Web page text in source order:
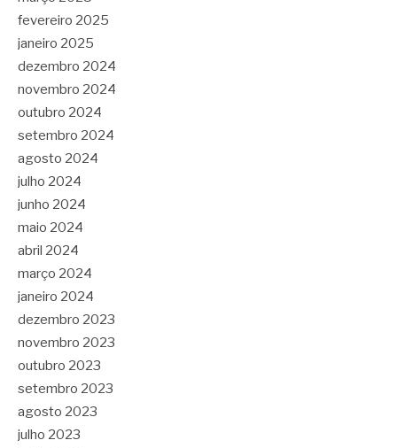
fevereiro 2025
janeiro 2025
dezembro 2024
novembro 2024
outubro 2024
setembro 2024
agosto 2024
julho 2024
junho 2024
maio 2024
abril 2024
março 2024
janeiro 2024
dezembro 2023
novembro 2023
outubro 2023
setembro 2023
agosto 2023
julho 2023